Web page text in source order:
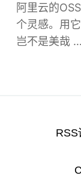
阿里云的
个灵感。用
岂不是美哉 …
RSS